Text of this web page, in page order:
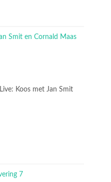
Live: Koos met Jan Smit